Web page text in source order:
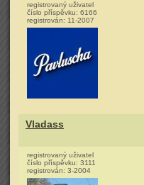
registrovaný uživatel
číslo příspěvku: 6166
registrován: 11-2007
Vladass
registrovaný uživatel
číslo příspěvku: 3111
registrován: 3-2004